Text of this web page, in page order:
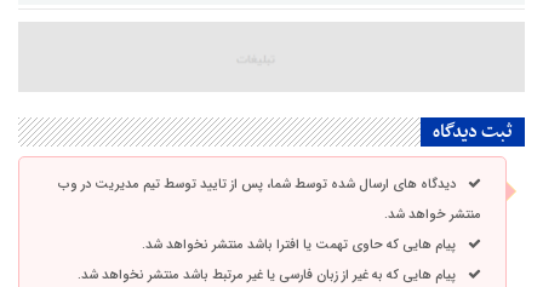
ثبت دیدگاه
دیدگاه های ارسال شده توسط شما، پس از تایید توسط تیم مدیریت در وب
منتشر خواهد شد.
پیام هایی که حاوی تهمت یا افترا باشد منتشر نخواهد شد.
پیام هایی که به غیر از زبان فارسی یا غیر مرتبط باشد منتشر نخواهد شد.